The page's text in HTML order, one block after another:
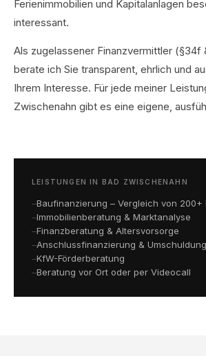
Ferienimmobilien und Kapitalanlagen
interessant.
Als zugelassener Finanzvermittler (§34f
berate ich Sie transparent, ehrlich und
Ihrem Interesse. Für jede meiner
Zwischenahn gibt es eine eigene,
LEISTUNGEN IN BAD ZWISCHENAHN
Baufinanzierung – Vergleich von 200+
Immobilienberatung & Marktanalyse
Finanzberatung & Altersvorsorge
Anschlussfinanzierung & Umschuldung
KfW-Förderberatung
Beratung vor Ort oder per Videocall